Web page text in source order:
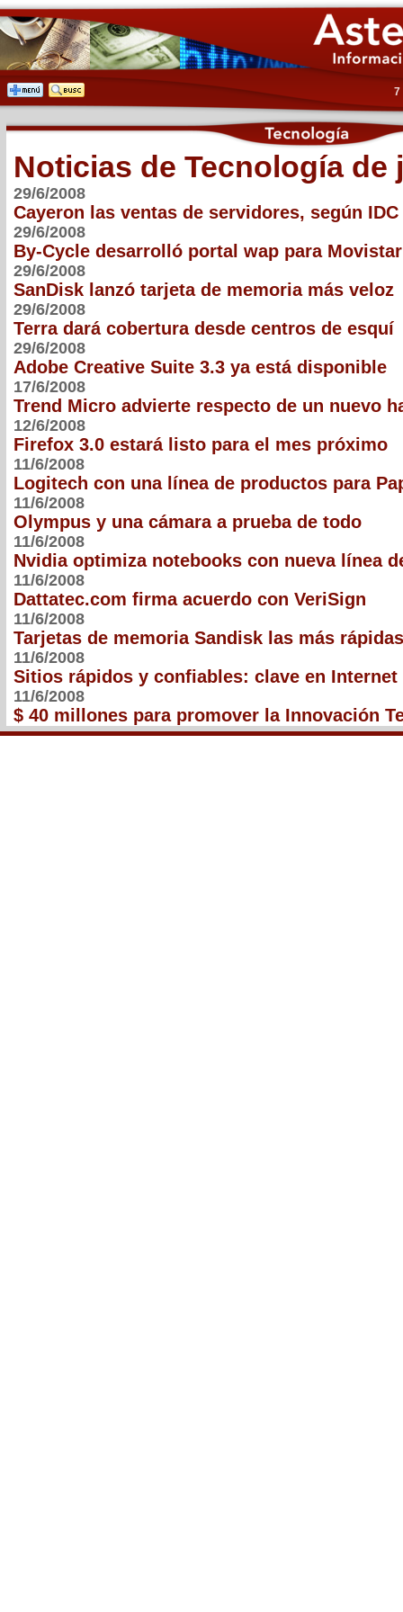
7
Noticias de Tecnología de
29/6/2008
Cayeron las ventas de servidores, según IDC
29/6/2008
By-Cycle desarrolló portal wap para Movistar
29/6/2008
SanDisk lanzó tarjeta de memoria más veloz
29/6/2008
Terra dará cobertura desde centros de esquí
29/6/2008
Adobe Creative Suite 3.3 ya está disponible
17/6/2008
Trend Micro advierte respecto de un nuevo
12/6/2008
Firefox 3.0 estará listo para el mes próximo
11/6/2008
Logitech con una línea de productos para
11/6/2008
Olympus y una cámara a prueba de todo
11/6/2008
Nvidia optimiza notebooks con nueva línea
11/6/2008
Dattatec.com firma acuerdo con VeriSign
11/6/2008
Tarjetas de memoria Sandisk las más rápidas
11/6/2008
Sitios rápidos y confiables: clave en Internet
11/6/2008
$ 40 millones para promover la Innovación